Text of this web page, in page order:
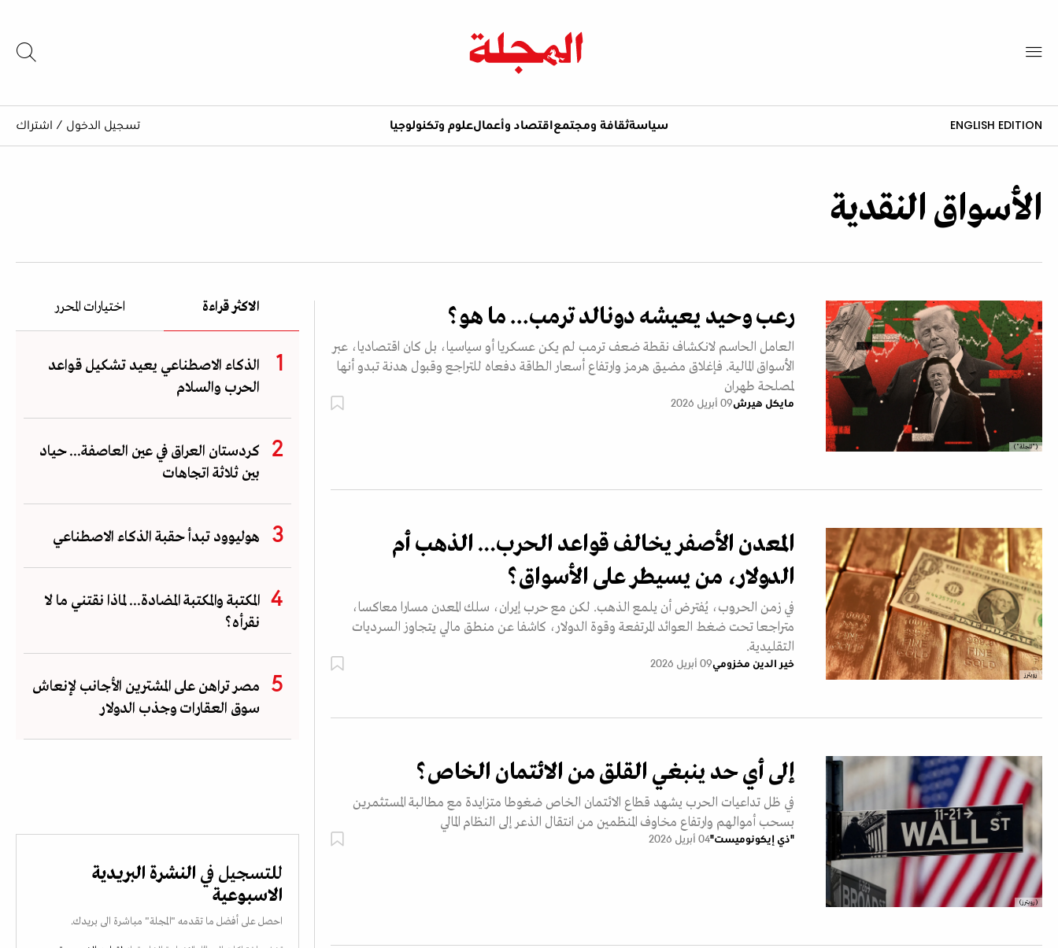
ENGLISH EDITION سياسةثقافة ومجتمع اقتصاد وأعمالعلوم وتكنولوجيا تسجيل الدخول / اشتراك
الأسواق النقدية
("المجلة")
رعب وحيد يعيشه دونالد ترمب... ما هو؟
العامل الحاسم لانكشاف نقطة ضعف ترمب لم يكن عسكريا أو سياسيا، بل كان اقتصاديا، عبر
الأسواق المالية. فإغلاق مضيق هرمز وارتفاع أسعار الطاقة دفعاه للتراجع وقبول هدنة تبدو أنها
لمصلحة طهران
مايكل هيرش09 أبريل 2026
رويترز
المعدن الأصفر يخالف قواعد الحرب… الذهب أم
الدولار، من يسيطر على الأسواق؟
في زمن الحروب، يُفترض أن يلمع الذهب. لكن مع حرب إيران، سلك المعدن مسارا معاكسا،
متراجعا تحت ضغط العوائد المرتفعة وقوة الدولار، كاشفا عن منطق مالي يتجاوز السرديات
التقليدية.
خير الدين مخزومي09 أبريل 2026
(رويترز)
إلى أي حد ينبغي القلق من الائتمان الخاص؟
في ظل تداعيات الحرب يشهد قطاع الائتمان الخاص ضغوطا متزايدة مع مطالبة المستثمرين
بسحب أموالهم وارتفاع مخاوف المنظمين من انتقال الذعر إلى النظام المالي
"ذي إيكونوميست"04 أبريل 2026
الاكثر قراءة اختيارات المحرر
الذكاء الاصطناعي يعيد تشكيل قواعد
الحرب والسلام
كردستان العراق في عين العاصفة... حياد
بين ثلاثة اتجاهات
هوليوود تبدأ حقبة الذكاء الاصطناعي
المكتبة والمكتبة المضادة... لماذا نقتني ما لا
نقرأه؟
مصر تراهن على المشترين الأجانب لإنعاش
سوق العقارات وجذب الدولار
للتسجيل في النشرة البريدية
الاسبوعية
احصل على أفضل ما تقدمه "المجلة" مباشرة الى بريدك.